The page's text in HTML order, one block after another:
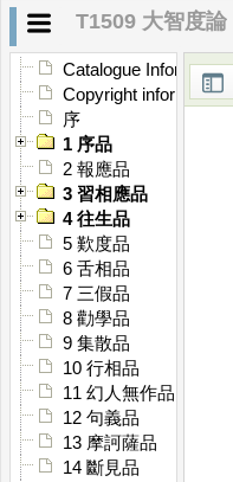
T1509 大智度論
Catalogue Information
Copyright information
序
1 序品
2 報應品
3 習相應品
4 往生品
5 歎度品
6 舌相品
7 三假品
8 勸學品
9 集散品
10 行相品
11 幻人無作品
12 句義品
13 摩訶薩品
14 斷見品